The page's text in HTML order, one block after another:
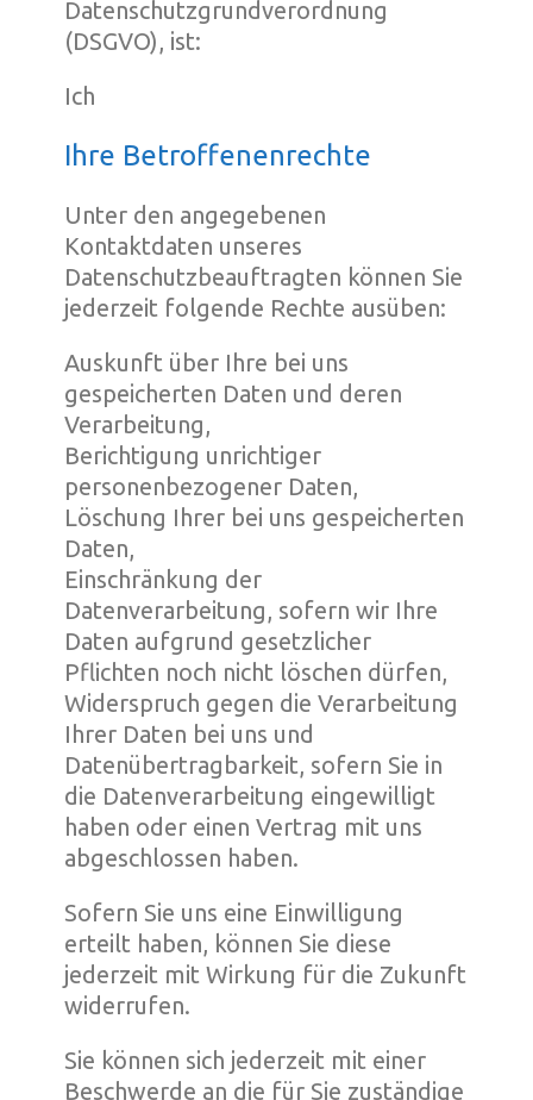
Datenschutzgrundverordnung
(DSGVO), ist:
Ich
Ihre Betroffenenrechte
Unter den angegebenen
Kontaktdaten unseres
Datenschutzbeauftragten können Sie
jederzeit folgende Rechte ausüben:
Auskunft über Ihre bei uns
gespeicherten Daten und deren
Verarbeitung,
Berichtigung unrichtiger
personenbezogener Daten,
Löschung Ihrer bei uns gespeicherten
Daten,
Einschränkung der
Datenverarbeitung, sofern wir Ihre
Daten aufgrund gesetzlicher
Pflichten noch nicht löschen dürfen,
Widerspruch gegen die Verarbeitung
Ihrer Daten bei uns und
Datenübertragbarkeit, sofern Sie in
die Datenverarbeitung eingewilligt
haben oder einen Vertrag mit uns
abgeschlossen haben.
Sofern Sie uns eine Einwilligung
erteilt haben, können Sie diese
jederzeit mit Wirkung für die Zukunft
widerrufen.
Sie können sich jederzeit mit einer
Beschwerde an die für Sie zuständige